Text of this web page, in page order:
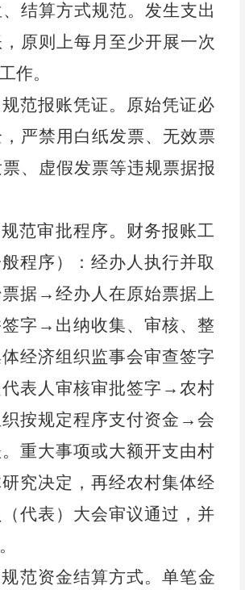
结算方式规范。发生支出
原则上每月至少开展一次
作。
规范报账凭证。原始凭证必
， 严禁用白纸发票、无效票
、虚假发票等违规票据报
规范审批程序。 财务报账工
程序）：经办人执行并取
据 →经办人在原始票据上
字→出纳收集、审核、整
经济组织监事会审查签字
表人审核审批签字→农村
按规定程序支付资金→会
重大事项或大额开支由村
究决定，再经农村集体经
代表）大会审议通过，并
规范资金结算方式。单笔金